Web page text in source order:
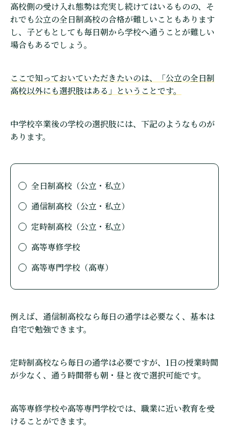
高校側の受け入れ態勢は充実し続けてはいるものの、そ
れでも公立の全日制高校の合格が難しいこともあります
し、子どもとしても毎日朝から学校へ通うことが難しい
場合もあるでしょう。
ここで知っておいていただきたいのは、「公立の全日制
高校以外にも選択肢はある」ということです。
中学校卒業後の学校の選択肢には、下記のようなものが
あります。
全日制高校（公立・私立）
通信制高校（公立・私立）
定時制高校（公立・私立）
高等専修学校
高等専門学校（高専）
例えば、通信制高校なら毎日の通学は必要なく、基本は
自宅で勉強できます。
定時制高校なら毎日の通学は必要ですが、1日の授業時間
が少なく、通う時間帯も朝・昼と夜で選択可能です。
高等専修学校や高等専門学校では、職業に近い教育を受
けることができます。